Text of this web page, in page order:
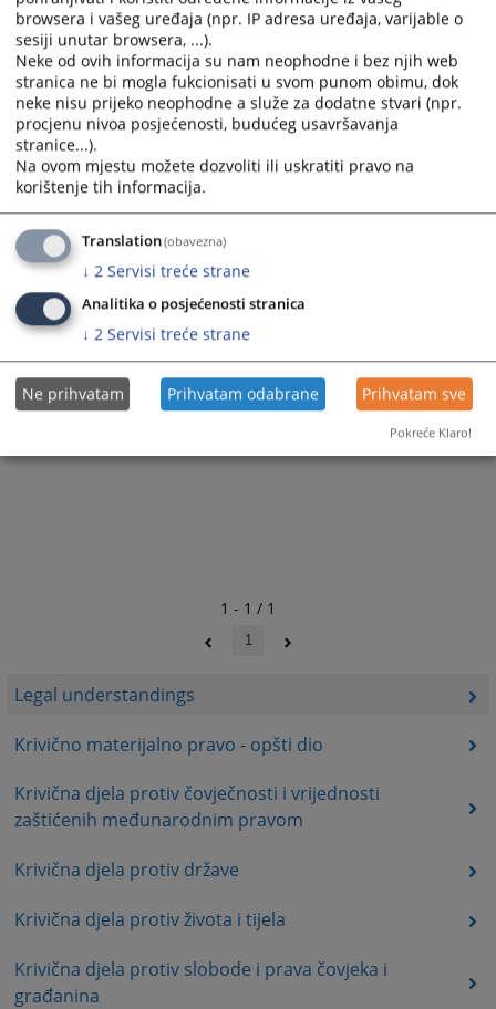
Legal understandings
Krivično materijalno pravo - opšti dio
Krivična djela protiv čovječnosti i vrijednosti
zaštićenih međunarodnim pravom
Krivična djela protiv države
Krivična djela protiv života i tijela
Krivična djela protiv slobode i prava čovjeka i
građanina
1 - 1 / 1
1
browsera i vašeg uređaja (npr. IP adresa uređaja, varijable o
sesiji unutar browsera, ...).
Neke od ovih informacija su nam neophodne i bez njih web
stranica ne bi mogla fukcionisati u svom punom obimu, dok
neke nisu prijeko neophodne a služe za dodatne stvari (npr.
procjenu nivoa posjećenosti, budućeg usavršavanja
stranice...).
Na ovom mjestu možete dozvoliti ili uskratiti pravo na
korištenje tih informacija.
Translation(obavezna)
↓ 2 Servisi treće strane
Analitika o posjećenosti stranica
↓ 2 Servisi treće strane
Ne prihvatam Prihvatam odabrane Prihvatam sve
Pokreće Klaro!